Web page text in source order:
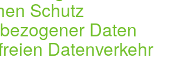
Schutz
Daten
Datenverkehr